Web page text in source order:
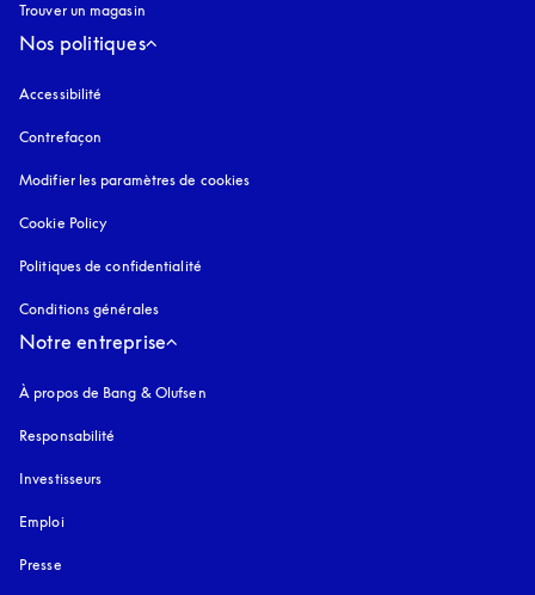
Trouver un magasin
Nos politiques
Accessibilité
Contrefaçon
Modifier les paramètres de cookies
Cookie Policy
Politiques de confidentialité
Conditions générales
Notre entreprise
À propos de Bang & Olufsen
Responsabilité
Investisseurs
Emploi
Presse